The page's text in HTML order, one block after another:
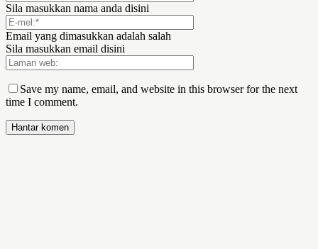
Sila masukkan nama anda disini
Email yang dimasukkan adalah salah
Sila masukkan email disini
Save my name, email, and website in this browser for the next
time I comment.